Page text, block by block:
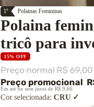
1º Polainas Femininas
Polaina
tricô para
15% OFF
Preço normalR$ 69,00
Preço promocional
Em até 6x sem juros de R$ 9,66
Cor selecionada: CRU